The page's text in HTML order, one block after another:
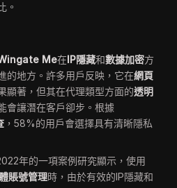
。
Me在IP隱藏和數據加密方
的地方。許多用戶反映，它在網頁
顯著，但其在代理類型方面的透明
會讓潛在客戶卻步。根據
，58%的用戶會選擇具有清晰隱私
年的一項案例研究顯示，使用
賬號管理時，由於有效的IP隱藏和